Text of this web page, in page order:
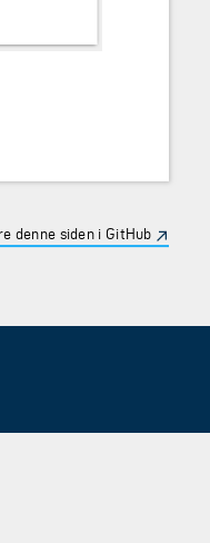
denne siden i GitHub